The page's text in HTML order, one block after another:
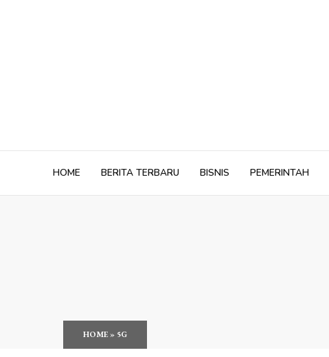
HOME BERITA TERBARU BISNIS PEMERINTAH
HOME» 5G